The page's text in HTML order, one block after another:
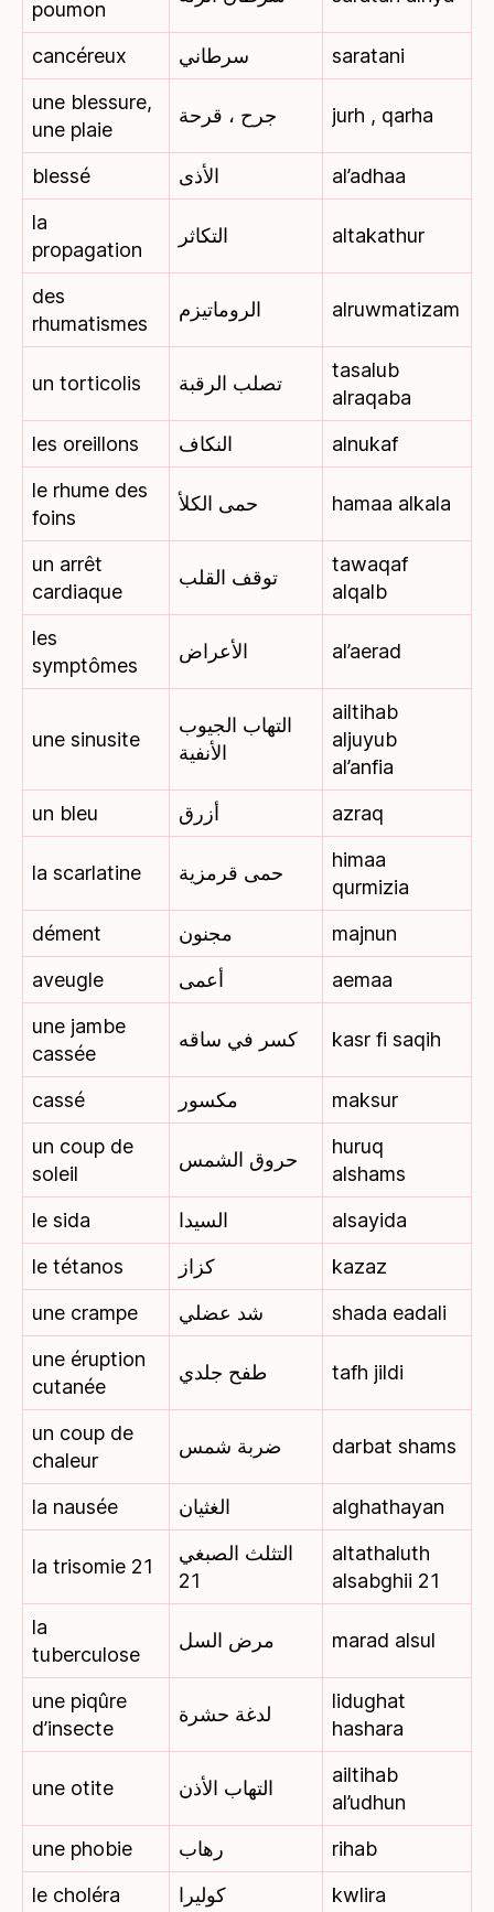
poumon
cancéreux سرطاني
saratani
une blessure,
une plaie
جرح ، قرحة jurh , qarha
blessé الأذى
al’adhaa
la
propagation
التكاثر altakathur
des
rhumatismes
الروماتيزم alruwmatizam
un torticolis تصلب الرقبة
tasalub
alraqaba
les oreillons
النكاف
alnukaf
le rhume des
foins
حمى الكلأ hamaa alkala
un arrêt
cardiaque
توقف القلب
tawaqaf
alqalb
les
symptômes
الأعراض al’aerad
une sinusite
التهاب الجيوب
الأنفية
ailtihab
aljuyub
al’anfia
un bleu
أزرق azraq
la scarlatine حمى قرمزية
himaa
qurmizia
dément
مجنون
majnun
aveugle
أعمى
aemaa
une jambe
cassée
كسر في ساقه kasr fi saqih
cassé مكسور
maksur
un coup de
soleil
حروق الشمس
huruq
alshams
le sida
السيدا
alsayida
le tétanos
كزاز
kazaz
une crampe
شد عضلي
shada eadali
une éruption
cutanée
طفح جلدي tafh jildi
un coup de
chaleur
ضربة شمس darbat shams
la nausée الغثيان alghathayan
la trisomie 21
التثلث الصبغي
21
altathaluth
alsabghii 21
la
tuberculose
مرض السل marad alsul
une piqûre
d’insecte
لدغة حشرة
lidughat
hashara
une otite التهاب الأذن
ailtihab
al’udhun
une phobie
رهاب
rihab
le choléra
كوليرا kwlira